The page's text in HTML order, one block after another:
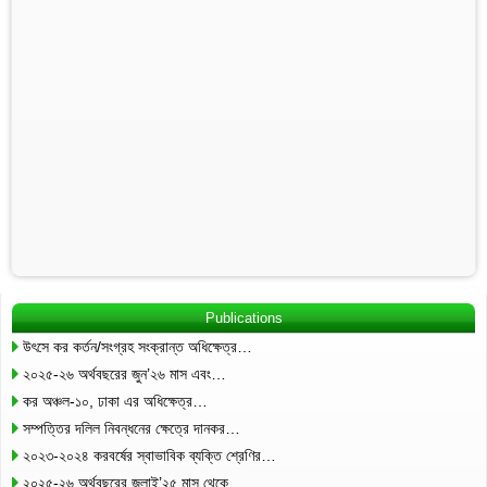
Publications
উৎসে কর কর্তন/সংগ্রহ সংক্রান্ত অধিক্ষেত্র…
২০২৫-২৬ অর্থবছরের জুন’২৬ মাস এবং…
কর অঞ্চল-১০, ঢাকা এর অধিক্ষেত্র…
সম্পত্তির দলিল নিবন্ধনের ক্ষেত্রে দানকর…
২০২৩-২০২৪ করবর্ষের স্বাভাবিক ব্যক্তি শ্রেণির…
২০২৫-২৬ অর্থবছরের জুলাই’২৫ মাস থেকে…